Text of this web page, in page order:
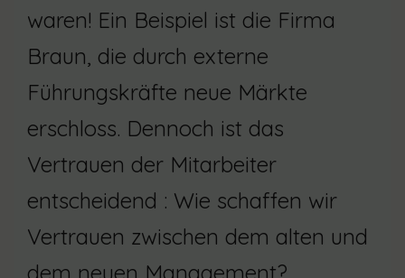
waren! Ein Beispiel ist die Firma
Braun, die durch externe
Führungskräfte neue Märkte
erschloss. Dennoch ist das
Vertrauen der Mitarbeiter
entscheidend : Wie schaffen wir
Vertrauen zwischen dem alten und